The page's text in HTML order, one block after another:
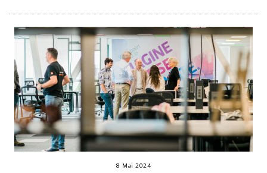
8 Mai 2024